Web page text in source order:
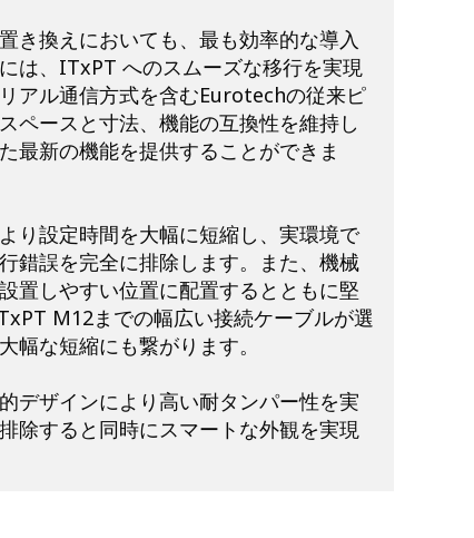
き換えにおいても、最も効率的な導入
は、ITxPT へのスムーズな移行を実現
アル通信方式を含むEurotechの従来ピ
ペースと寸法、機能の互換性を維持し
最新の機能を提供することができま
り設定時間を大幅に短縮し、実環境で
錯誤を完全に排除します。また、機械
置しやすい位置に配置するとともに堅
M12までの幅広い接続ケーブルが選
幅な短縮にも繋がります。
デザインにより高い耐タンパー性を実
除すると同時にスマートな外観を実現